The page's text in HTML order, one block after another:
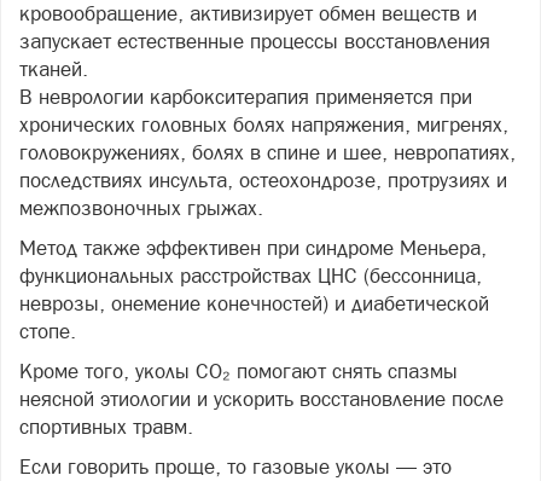
кровообращение, активизирует обмен веществ и
запускает естественные процессы восстановления
тканей.
В неврологии карбокситерапия применяется при
хронических головных болях напряжения, мигренях,
головокружениях, болях в спине и шее, невропатиях,
последствиях инсульта, остеохондрозе, протрузиях и
межпозвоночных грыжах.
Метод также эффективен при синдроме Меньера,
функциональных расстройствах ЦНС (бессонница,
неврозы, онемение конечностей) и диабетической
стопе.
Кроме того, уколы CO₂ помогают снять спазмы
неясной этиологии и ускорить восстановление после
спортивных травм.
Если говорить проще, то газовые уколы — это